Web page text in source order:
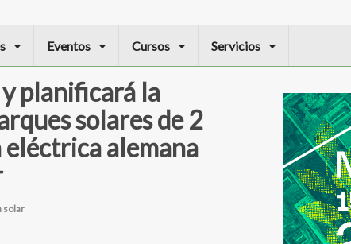
Eventos Cursos Servicios
planificará la
solares de 2
alemana
solar